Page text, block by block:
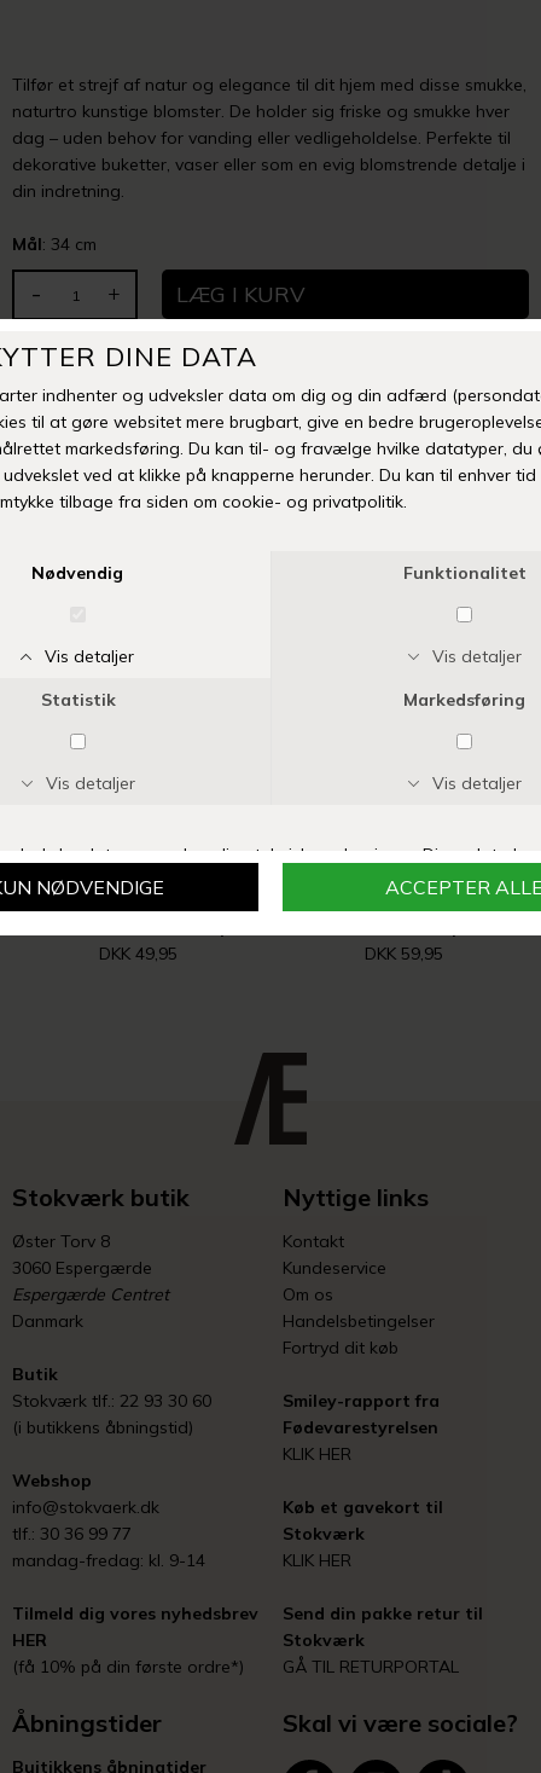
Tilfør et strejf af natur og elegance til dit hjem med disse smukke,
naturtro kunstige blomster. De holder sig friske og smukke hver
dag – uden behov for vanding eller vedligeholdelse. Perfekte til
dekorative buketter, vaser eller som en evig blomstrende detalje i
din indretning.
Mål: 34 cm
- +
TILFØJ TIL ØNSKESKYEN
Fri fragt over 399 kr Levering 1-3 hverdage 14 dages fuld returret
DKK 49,95
DKK 59,95
Stokværk butik
Øster Torv 8
3060 Espergærde
Espergærde Centret
Danmark
Butik
Stokværk tlf.: 22 93 30 60
(i butikkens åbningstid)
Webshop
info@stokvaerk.dk
tlf.: 30 36 99 77
mandag-fredag: kl. 9-14
Tilmeld dig vores nyhedsbrev
HER
(få 10% på din første ordre*)
Nyttige links
Kontakt
Kundeservice
Om os
Handelsbetingelser
Fortryd dit køb
Smiley-rapport fra
Fødevarestyrelsen
KLIK HER
Køb et gavekort til
Stokværk
KLIK HER
Send din pakke retur til
Stokværk
GÅ TIL RETURPORTAL
Åbningstider
Buitikkens åbningtider
Skal vi være sociale?